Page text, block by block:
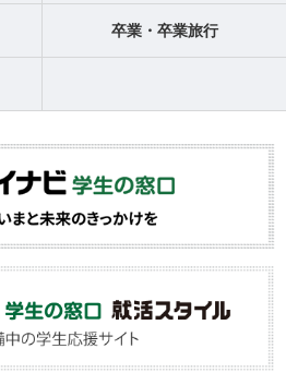
卒業・卒業旅行